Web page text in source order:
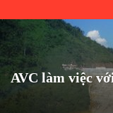
AVC làm việc